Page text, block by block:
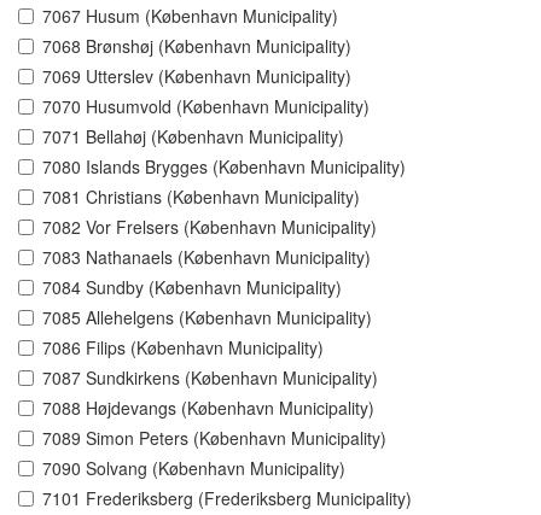
7067 Husum (København Municipality)
7068 Brønshøj (København Municipality)
7069 Utterslev (København Municipality)
7070 Husumvold (København Municipality)
7071 Bellahøj (København Municipality)
7080 Islands Brygges (København Municipality)
7081 Christians (København Municipality)
7082 Vor Frelsers (København Municipality)
7083 Nathanaels (København Municipality)
7084 Sundby (København Municipality)
7085 Allehelgens (København Municipality)
7086 Filips (København Municipality)
7087 Sundkirkens (København Municipality)
7088 Højdevangs (København Municipality)
7089 Simon Peters (København Municipality)
7090 Solvang (København Municipality)
7101 Frederiksberg (Frederiksberg Municipality)